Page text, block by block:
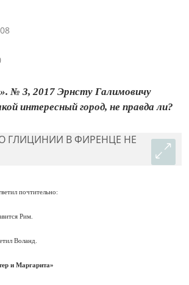
№ 3, 2017 Эрнсту Галимовичу
интересный город, не правда ли?
почтительно:
Рим.
Воланд.
и Маргарита»